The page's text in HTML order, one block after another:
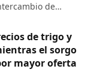
de…
de trigo y
el sorgo
mayor oferta